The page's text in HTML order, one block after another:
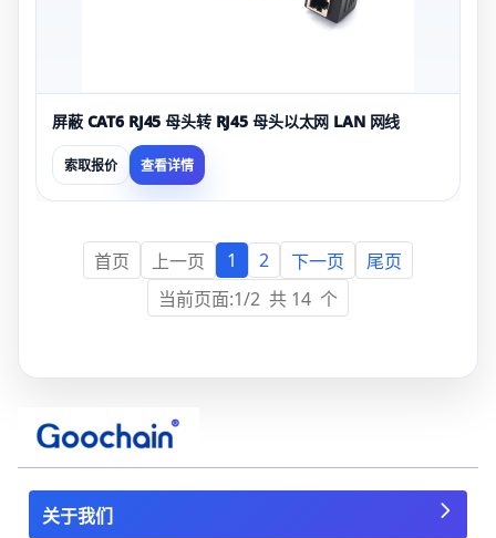
屏蔽 CAT6 RJ45 母头转 RJ45 母头以太网 LAN 网线
索取报价 查看详情
首页 上一页 1 2 下一页
尾页
当前页面:1/2 共 14 个
关于我们